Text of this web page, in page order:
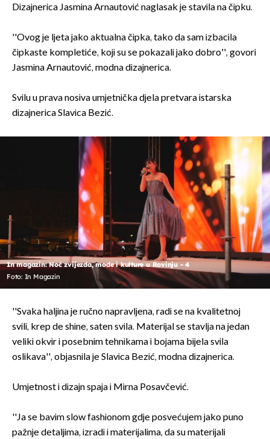
Dizajnerica Jasmina Arnautović naglasak je stavila na čipku.
''Ovog je ljeta jako aktualna čipka, tako da sam izbacila
čipkaste kompletiće, koji su se pokazali jako dobro'', govori
Jasmina Arnautović, modna dizajnerica.
Svilu u prava nosiva umjetnička djela pretvara istarska
dizajnerica Slavica Bezić.
In magazin: Noć zvijezda, mode i kulture u Rovinju - 4
Foto: In Magazin
''Svaka haljina je ručno napravljena, radi se na kvalitetnoj
svili, krep de shine, saten svila. Materijal se stavlja na jedan
veliki okvir i posebnim tehnikama i bojama bijela svila
oslikava'', objasnila je Slavica Bezić, modna dizajnerica.
Umjetnost i dizajn spaja i Mirna Posavčević.
''Ja se bavim slow fashionom gdje posvećujem jako puno
pažnje detaljima, izradi i materijalima, da su materijali